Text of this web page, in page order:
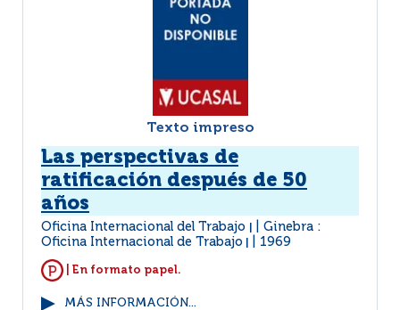
Texto impreso
Las perspectivas de
ratificación después de 50
años
Oficina Internacional del Trabajo
Ginebra :
Oficina Internacional de Trabajo
1969
| En formato papel.
MÁS INFORMACIÓN...